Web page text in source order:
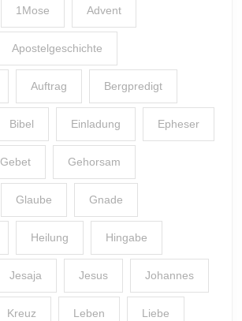
1Mose Advent
Apostelgeschichte
Auftrag Bergpredigt
Bibel Einladung Epheser
Gebet Gehorsam
Glaube Gnade
Heilung Hingabe
Jesaja Jesus Johannes
Kreuz Leben Liebe